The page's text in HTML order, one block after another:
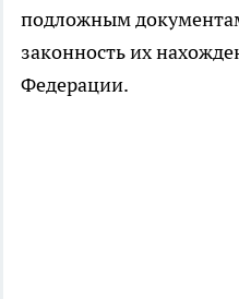
подложным
законность их
Федерации.